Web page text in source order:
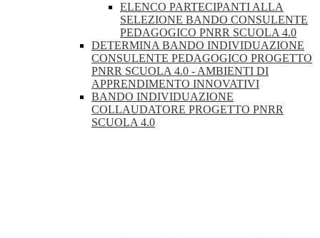
ELENCO PARTECIPANTI ALLA
SELEZIONE BANDO CONSULENTE
PEDAGOGICO PNRR SCUOLA 4.0
DETERMINA BANDO INDIVIDUAZIONE
CONSULENTE PEDAGOGICO PROGETTO
PNRR SCUOLA 4.0 - AMBIENTI DI
APPRENDIMENTO INNOVATIVI
BANDO INDIVIDUAZIONE
COLLAUDATORE PROGETTO PNRR
SCUOLA 4.0